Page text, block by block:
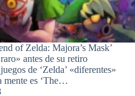
of Zelda: Majora’s Mask’
antes de su retiro
de ‘Zelda’ «diferentes»
mente es ‘The…